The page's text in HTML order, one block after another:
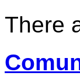
There